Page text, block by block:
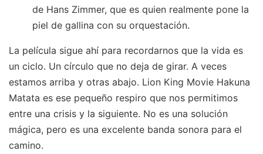
de Hans Zimmer, que es quien realmente pone la
piel de gallina con su orquestación.
La película sigue ahí para recordarnos que la vida es
un ciclo. Un círculo que no deja de girar. A veces
estamos arriba y otras abajo. Lion King Movie Hakuna
Matata es ese pequeño respiro que nos permitimos
entre una crisis y la siguiente. No es una solución
mágica, pero es una excelente banda sonora para el
camino.